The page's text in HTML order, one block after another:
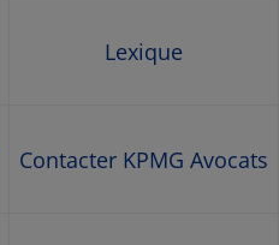
Lexique
Contacter KPMG Avocats